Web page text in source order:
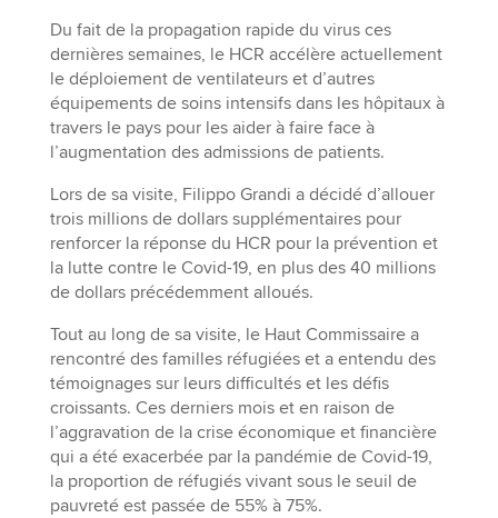
Du fait de la propagation rapide du virus ces
dernières semaines, le HCR accélère actuellement
le déploiement de ventilateurs et d’autres
équipements de soins intensifs dans les hôpitaux à
travers le pays pour les aider à faire face à
l’augmentation des admissions de patients.
Lors de sa visite, Filippo Grandi a décidé d’allouer
trois millions de dollars supplémentaires pour
renforcer la réponse du HCR pour la prévention et
la lutte contre le Covid-19, en plus des 40 millions
de dollars précédemment alloués.
Tout au long de sa visite, le Haut Commissaire a
rencontré des familles réfugiées et a entendu des
témoignages sur leurs difficultés et les défis
croissants. Ces derniers mois et en raison de
l’aggravation de la crise économique et financière
qui a été exacerbée par la pandémie de Covid-19,
la proportion de réfugiés vivant sous le seuil de
pauvreté est passée de 55% à 75%.